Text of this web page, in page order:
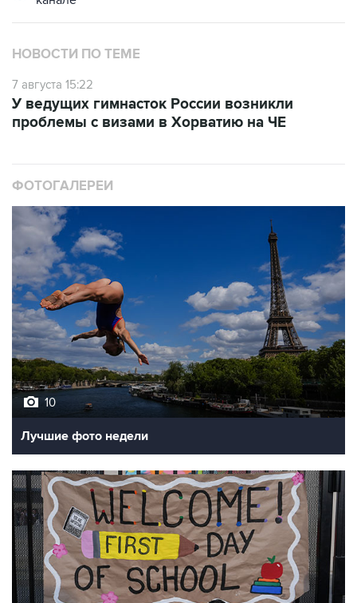
НОВОСТИ ПО ТЕМЕ
7 августа 15:22
проблемы с визами в Хорватию на ЧЕ
10
Лучшие фото недели